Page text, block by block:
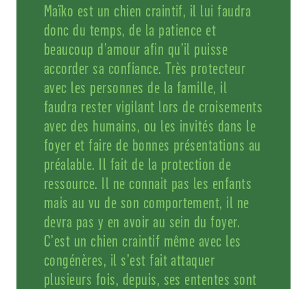
Maïko est un chien craintif, il lui faudra
donc du temps, de la patience et
beaucoup d’amour afin qu’il puisse
accorder sa confiance. Très protecteur
avec les personnes de la famille, il
faudra rester vigilant lors de croisements
avec des humains, ou les invités dans le
foyer et faire de bonnes présentations au
préalable. Il fait de la protection de
ressource. Il ne connait pas les enfants
mais au vu de son comportement, il ne
devra pas y en avoir au sein du foyer.
C’est un chien craintif même avec les
congénères, il s’est fait attaquer
plusieurs fois, depuis, ses ententes sont